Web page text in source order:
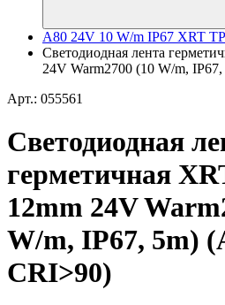
A80 24V 10 W/m IP67 XRT
Светодиодная лента
24V Warm2700 (10 W/m,
Арт.: 055561
Светодиодная
герметичная
12mm 24V
W/m, IP67, 5m)
CRI>90)